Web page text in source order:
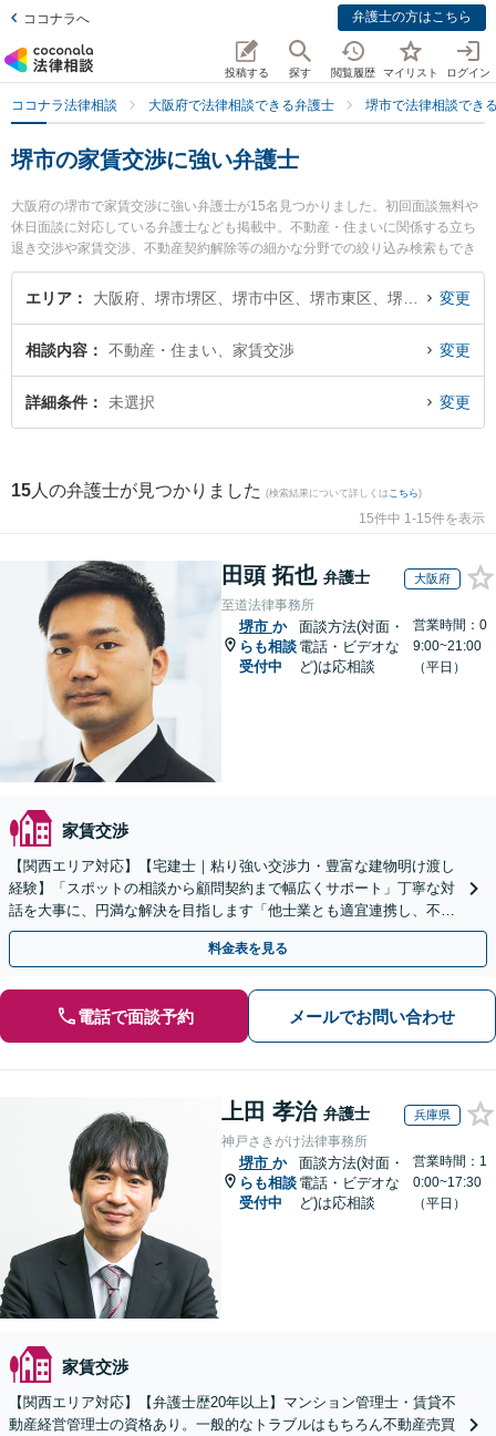
ココナラへ 弁護士の方はこちら
投稿する 探す 閲覧履歴 マイリスト ログイン
ココナラ法律相談 大阪府で法律相談できる弁護士 堺市で法律相談でき
堺市の家賃交渉に強い弁護士
大阪府の堺市で家賃交渉に強い弁護士が15名見つかりました。初回面談無料や
休日面談に対応している弁護士なども掲載中。不動産・住まいに関係する立ち
退き交渉や家賃交渉、不動産契約解除等の細かな分野での絞り込み検索もでき
便利です。特に弁護士法人法律事務所ロイヤーズ・ハイ 堺オフィスの豊田 夕雪
弁護士や東京スタートアップ法律事務所 堺支店の大泉 まどか弁護士、堺中央法
弁護士に相談したい』『家賃交渉のトラブル解決の実績豊富な近くの弁護士を
検索したい』『初回相談無料で家賃交渉を法律相談できる堺市内の弁護士に相
談予約したい』などでお困りの相談者さんにおすすめです。
エリア 変更
相談内容 不動産・住まい、家賃交渉 変更
詳細条件 未選択 変更
15 人の弁護士が見つかりました (検索結果について詳しくは こちら)
15件中 1-15件を表示
田頭 拓也 弁護士 大阪府
至道法律事務所
堺市 か
らも相談
受付中
面談方法(対面・
電話・ビデオな
ど)は応相談
営業時間：0
9:00~21:00
（平日）
家賃交渉
【関西エリア対応】【宅建士｜粘り強い交渉力・豊富な建物明け渡し
経験】「スポットの相談から顧問契約まで幅広くサポート」丁寧な対
話を大事に、円満な解決を目指します「他士業とも適宜連携し、不動
産経営者さまに法的観点から戦略的なアドバイスを提供」
料金表を見る
電話で面談予約 メールでお問い合わせ
上田 孝治 弁護士 兵庫県
神戸さきがけ法律事務所
堺市 か
らも相談
受付中
面談方法(対面・
電話・ビデオな
ど)は応相談
営業時間：1
0:00~17:30
（平日）
家賃交渉
【関西エリア対応】【弁護士歴20年以上】マンション管理士・賃貸不
動産経営管理士の資格あり。一般的なトラブルはもちろん不動産売買